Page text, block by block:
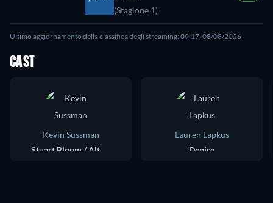
(Stagione 1)
Ultimo aggiornamento della classifica degli streaming: 09:17, 08/08/2026
CAST
Kevin Sussman
Lauren Lapkus
Denise